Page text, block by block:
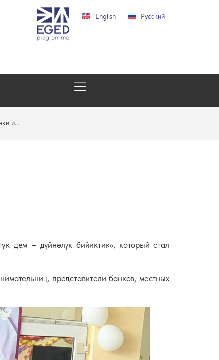
English Русский
и…
дем – дүйнөлүк бийиктик», который стал
представители банков, местных